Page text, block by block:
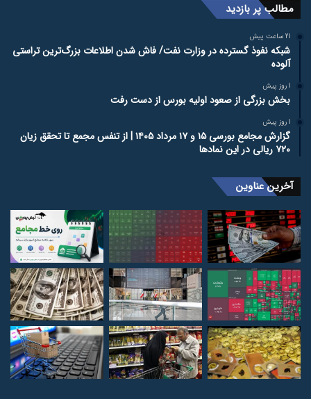
مطالب پر بازدید
21 ساعت پیش
شبکه نفوذ گسترده در وزارت نفت/ فاش شدن اطلاعات بزرگ‌ترین تراستی‌
آلوده
1 روز پیش
بخش بزرگی از صعود اولیه بورس از دست رفت
1 روز پیش
گزارش مجامع بورسی ۱۵ و ۱۷ مرداد ۱۴۰۵ | از تنفس مجمع تا تحقق زیان
۷۲۰ ریالی در این نماد‌ها
آخرین عناوین